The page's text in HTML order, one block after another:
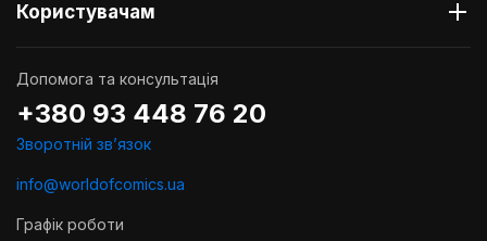
Користувачам
Допомога та консультація
+380 93 448 76 20
Зворотній звʼязок
info@worldofcomics.ua
Графік роботи